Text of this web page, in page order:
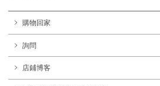
購物回家
詢問
店鋪博客